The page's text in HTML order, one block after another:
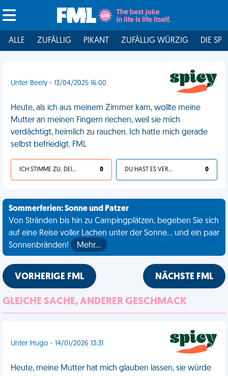
ALLE ZUFÄLLIG PIKANT ZUFÄLLIG WÜRZIG DIE
Unter Beely - 13/04/2025 16:00
Heute, als ich aus meinem Zimmer kam, wollte meine
Mutter an meinen Fingern riechen, weil sie mich
verdächtigt, heimlich zu rauchen. Ich hatte mich gerade
selbst befriedigt. FML
ICH STIMME ZU, DEIN LEBEN IST SCHEISSE 0 DU HAST ES VERDIENT 0
Sommerferien: Sonne und Patzer
Von Stränden bis hin zu Campingplätzen, begeben Sie sich
auf eine Reise voller Lachen unter der Sonne... und ein paar
Sonnenbränden!
Mehr…
VORHERIGE FML NÄCHSTE FML
GLEICHE SACHE, ANDERER GESCHMACK
Unter Hugo - 14/01/2026 13:31
Heute, meine Mutter hat mich glauben lassen, sie würde